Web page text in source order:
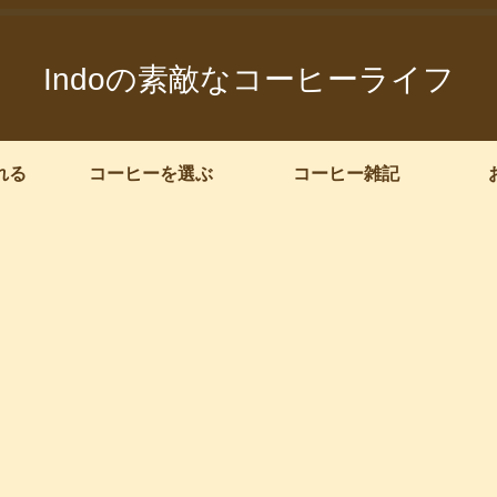
Indoの素敵なコーヒーライフ
る コーヒーを選ぶ コーヒー雑記